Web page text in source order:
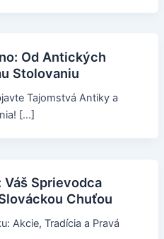
Od Antických
Stolovaniu
Tajomstvá Antiky a
[…]
Sprievodca
Chuťou
Akcie, Tradícia a Pravá